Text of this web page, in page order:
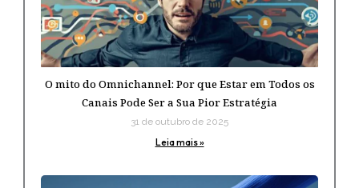
O mito do Omnichannel: Por que Estar em Todos os
Canais Pode Ser a Sua Pior Estratégia
31 de outubro de 2025
Leia mais »